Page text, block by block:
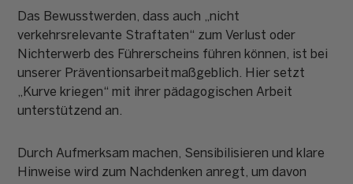
Das Bewusstwerden, dass auch „nicht
verkehrsrelevante Straftaten“ zum Verlust oder
Nichterwerb des Führerscheins führen können, ist bei
unserer Präventionsarbeit maßgeblich. Hier setzt
„Kurve kriegen“ mit ihrer pädagogischen Arbeit
unterstützend an.
Durch Aufmerksam machen, Sensibilisieren und klare
Hinweise wird zum Nachdenken anregt, um davon